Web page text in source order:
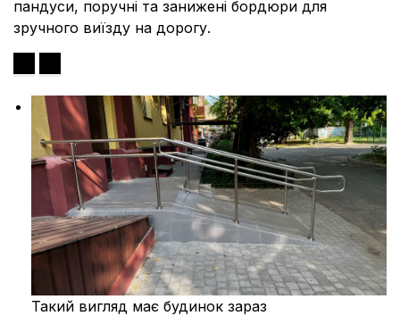
пандуси, поручні та занижені бордюри для
зручного виїзду на дорогу.
Такий вигляд має будинок зараз